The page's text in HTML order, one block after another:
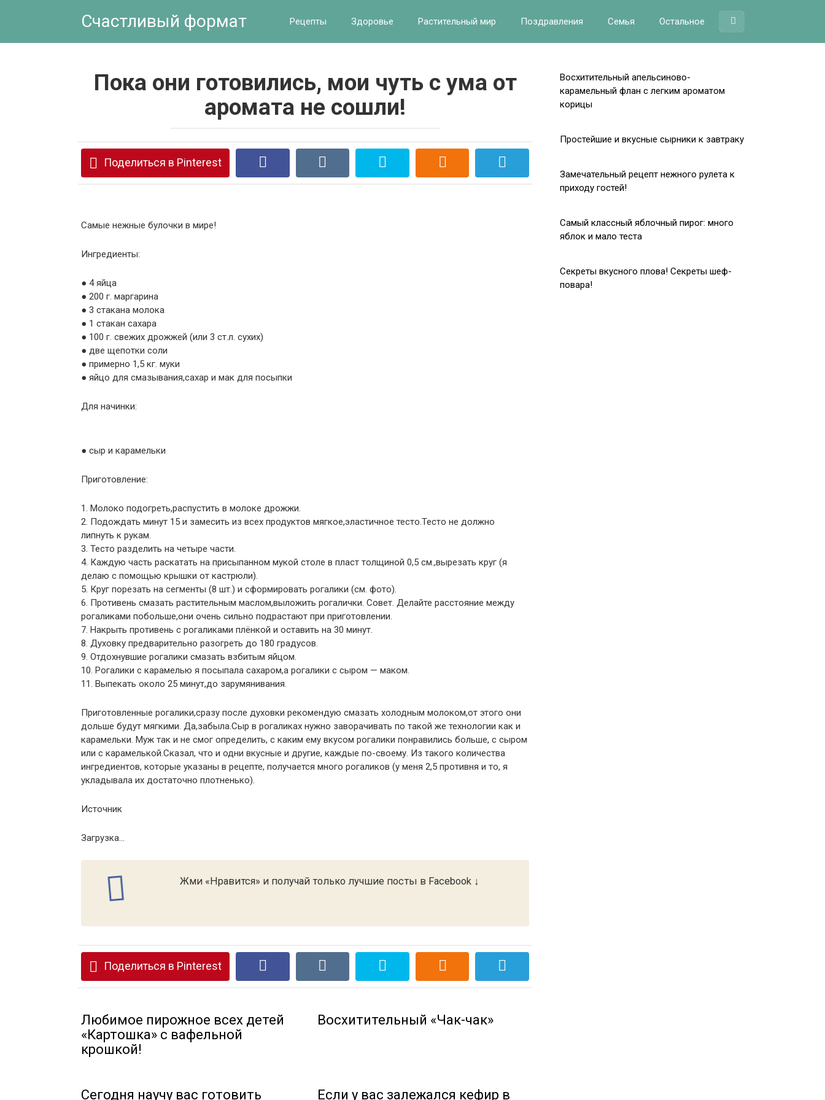
Счастливый формат Рецепты Здоровье Растительный мир Поздравления Семья Остальное
Пока они готовились, мои чуть с ума от
аромата не сошли!
Поделиться в Pinterest
Самые нежные булочки в мире!
Ингредиенты:
● 4 яйца
● 200 г. маргарина
● 3 стакана молока
● 1 стакан сахара
● 100 г. свежих дрожжей (или 3 ст.л. сухих)
● две щепотки соли
● примерно 1,5 кг. муки
● яйцо для смазывания,сахар и мак для посыпки
Для начинки:
● сыр и карамельки
Приготовление:
1. Молоко подогреть,распустить в молоке дрожжи.
2. Подождать минут 15 и замесить из всех продуктов мягкое,эластичное тесто.Тесто не должно
липнуть к рукам.
3. Тесто разделить на четыре части.
4. Каждую часть раскатать на присыпанном мукой столе в пласт толщиной 0,5 см.,вырезать круг (я
делаю с помощью крышки от кастрюли).
5. Круг порезать на сегменты (8 шт.) и сформировать рогалики (см. фото).
6. Противень смазать растительным маслом,выложить рогалички. Совет. Делайте расстояние между
рогаликами побольше,они очень сильно подрастают при приготовлении.
7. Накрыть противень с рогаликами плёнкой и оставить на 30 минут.
8. Духовку предварительно разогреть до 180 градусов.
9. Отдохнувшие рогалики смазать взбитым яйцом.
10. Рогалики с карамелью я посыпала сахаром,а рогалики с сыром — маком.
11. Выпекать около 25 минут,до зарумянивания.
Приготовленные рогалики,сразу после духовки рекомендую смазать холодным молоком,от этого они
дольше будут мягкими. Да,забыла.Сыр в рогаликах нужно заворачивать по такой же технологии как и
карамельки. Муж так и не смог определить, с каким ему вкусом рогалики понравились больше, с сыром
или с карамелькой.Сказал, что и одни вкусные и другие, каждые по-своему. Из такого количества
ингредиентов, которые указаны в рецепте, получается много рогаликов (у меня 2,5 противня и то, я
укладывала их достаточно плотненько).
Источник
Загрузка...
Жми «Нравится» и получай только лучшие посты в Facebook ↓
Поделиться в Pinterest
Любимое пирожное всех детей
«Картошка» с вафельной
крошкой!
Восхитительный «Чак-чак»
Сегодня научу вас готовить Если у вас залежался кефир в
Восхитительный апельсиново-
карамельный флан с легким ароматом
корицы
Простейшие и вкусные сырники к завтраку
Замечательный рецепт нежного рулета к
приходу гостей!
Самый классный яблочный пирог: много
яблок и мало теста
Секреты вкусного плова! Секреты шеф-
повара!